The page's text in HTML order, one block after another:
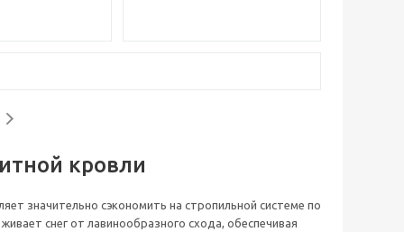
кровли
значительно сэкономить на стропильной системе по
снег от лавинообразного схода, обеспечивая